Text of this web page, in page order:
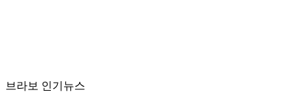
브라보 인기뉴스